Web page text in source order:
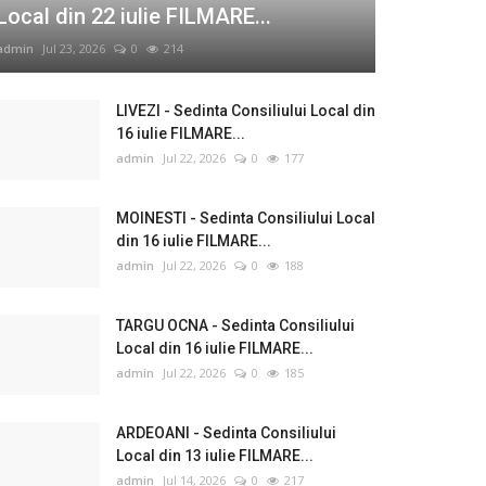
din 22 iulie FILMARE...
Jul 23, 2026 0 214
LIVEZI - Sedinta Consiliului Local din
16 iulie FILMARE...
admin Jul 22, 2026 0 177
MOINESTI - Sedinta Consiliului Local
din 16 iulie FILMARE...
admin Jul 22, 2026 0 188
TARGU OCNA - Sedinta Consiliului
Local din 16 iulie FILMARE...
admin Jul 22, 2026 0 185
ARDEOANI - Sedinta Consiliului
Local din 13 iulie FILMARE...
admin Jul 14, 2026 0 217